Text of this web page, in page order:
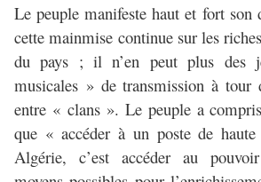
Le peuple manifeste haut et fort son
cette mainmise continue sur les
du pays ; il n’en peut plus des
musicales » de transmission à
entre « clans ». Le peuple a
que « accéder à un poste de haute
Algérie, c’est accéder au